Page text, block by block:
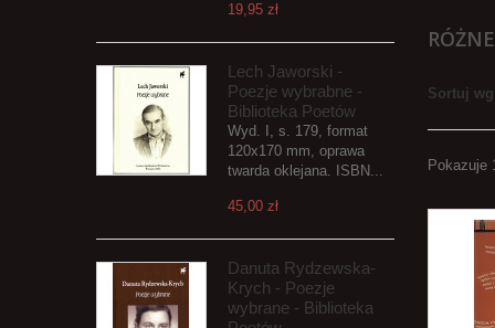
19,95 zł
Lech Jaworski -
Poezje wybrabne -
Biblioteka Poetów
Wyd. I, s. 179, format
120x170 mm, oprawa
twarda oklejana. ISBN...
45,00 zł
Danuta Rydzewska-
Krych - Poezje
wybrane - Biblioteka
Sortuj wg
Pokazuje